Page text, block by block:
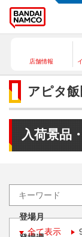
店舗情報
アピタ
入荷景品
登場月
全て表示